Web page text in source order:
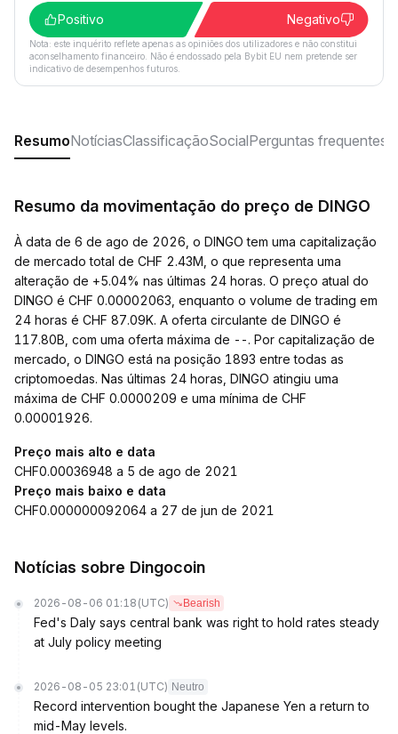
Positivo
Negativo
Nota: este inquérito reflete apenas as opiniões dos utilizadores e não constitui
aconselhamento financeiro. Não é endossado pela Bybit EU nem pretende ser
indicativo de desempenhos futuros.
ResumoNotíciasClassificaçãoSocialPerguntas frequentes
Resumo da movimentação do preço de DINGO
À data de 6 de ago de 2026, o DINGO tem uma capitalização
de mercado total de CHF 2.43M, o que representa uma
alteração de +5.04% nas últimas 24 horas. O preço atual do
DINGO é CHF 0.00002063, enquanto o volume de trading em
24 horas é CHF 87.09K. A oferta circulante de DINGO é
117.80B, com uma oferta máxima de --. Por capitalização de
mercado, o DINGO está na posição 1893 entre todas as
criptomoedas. Nas últimas 24 horas, DINGO atingiu uma
máxima de CHF 0.0000209 e uma mínima de CHF
0.00001926.
Preço mais alto e data
CHF0.00036948 a 5 de ago de 2021
Preço mais baixo e data
CHF0.000000092064 a 27 de jun de 2021
Notícias sobre Dingocoin
2026-08-06 01:18 (UTC) Bearish
Fed's Daly says central bank was right to hold rates steady
at July policy meeting
2026-08-05 23:01 (UTC) Neutro
Record intervention bought the Japanese Yen a return to
mid-May levels.